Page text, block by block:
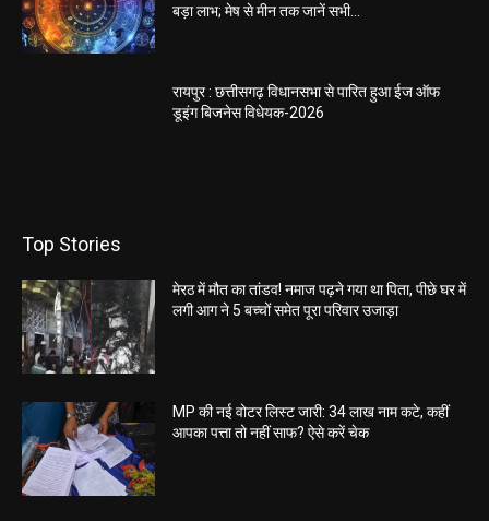
बड़ा लाभ; मेष से मीन तक जानें सभी...
रायपुर : छत्तीसगढ़ विधानसभा से पारित हुआ ईज ऑफ
डूइंग बिजनेस विधेयक-2026
Top Stories
मेरठ में मौत का तांडव! नमाज पढ़ने गया था पिता, पीछे घर में
लगी आग ने 5 बच्चों समेत पूरा परिवार उजाड़ा
MP की नई वोटर लिस्ट जारी: 34 लाख नाम कटे, कहीं
आपका पत्ता तो नहीं साफ? ऐसे करें चेक